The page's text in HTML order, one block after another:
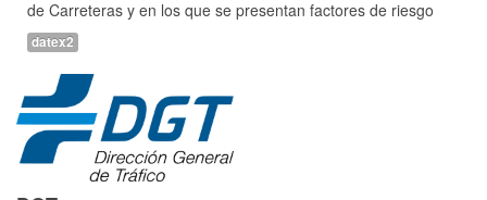
de Carreteras y en los que se presentan factores de riesgo
datex2